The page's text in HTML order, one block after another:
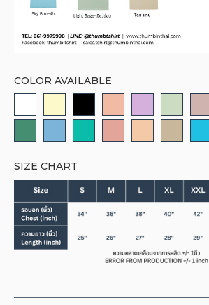
COLOR AVAILABLE
SIZE CHART